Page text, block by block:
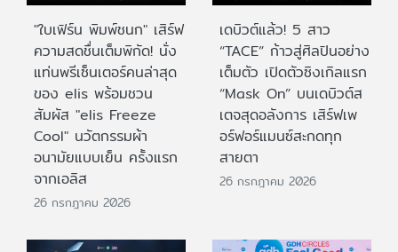
"ใบเฟิร์น พิมพ์ชนก" เสิร์ฟ
ความสดชื่นเต็มพิกัด! นั่ง
แท่นพรีเซ็นเตอร์คนล่าสุด
ของ elis พร้อมชวน
สัมผัส "elis Freeze
Cool" นวัตกรรมผ้า
อนามัยแบบเย็น ครั้งแรก
จากเอลิส
26 กรกฎาคม 2026
เดบิวต์แล้ว! 5 สาว
“TACE” ก้าวสู่ศิลปินอย่าง
เต็มตัว เปิดตัวซิงเกิลแรก
“Mask On” บนเดบิวต์ส
เตจสุดอลังการ เสิร์ฟเพ
อร์ฟอร์แมนซ์สะกดทุก
สายตา
26 กรกฎาคม 2026